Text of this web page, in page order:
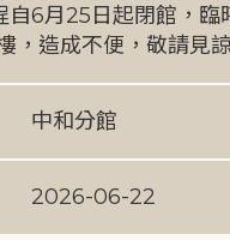
自6月25日起閉館，臨
，造成不便，敬請見
中和分館
2026-06-22